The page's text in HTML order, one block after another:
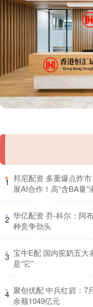
1 邦尼配资 多重爆点炸
展AI合作！高“含BA量
2 华亿配资 乔-科尔：阿
种竞争劲头
3 宝牛E配 国内驼奶五大
是“它”
4 聚创优配 中兵红箭：7
余额1049亿元